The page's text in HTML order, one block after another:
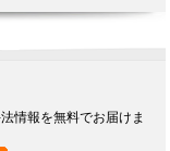
情報を無料でお届けま